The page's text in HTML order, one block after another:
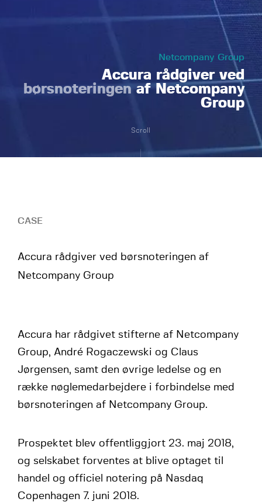
Netcompany Group
Accura rådgiver ved
børsnoteringen af Netcompany
Group
Scroll
CASE
Accura rådgiver ved børsnoteringen af
Netcompany Group
Accura har rådgivet stifterne af Netcompany
Group, André Rogaczewski og Claus
Jørgensen, samt den øvrige ledelse og en
række nøglemedarbejdere i forbindelse med
børsnoteringen af Netcompany Group.
Prospektet blev offentliggjort 23. maj 2018,
og selskabet forventes at blive optaget til
handel og officiel notering på Nasdaq
Copenhagen 7. juni 2018.